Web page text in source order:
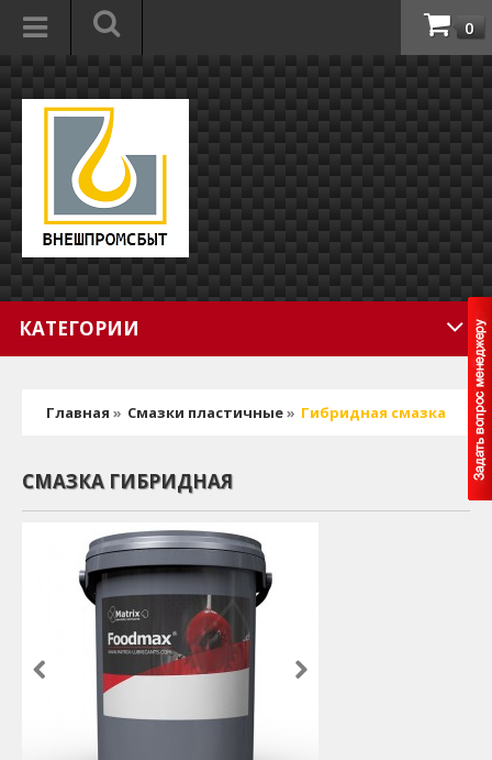
0
КАТЕГОРИИ
Главная » Смазки пластичные» Гибридная смазка
СМАЗКА ГИБРИДНАЯ